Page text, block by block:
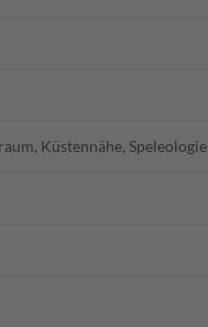
Küstennähe, Speleologie